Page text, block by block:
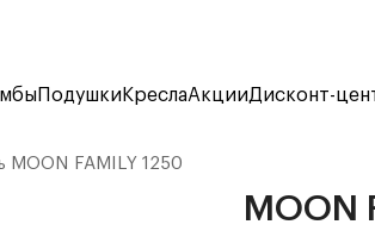
ПодушкиКреслаАкцииДисконт-
MOON FAMILY 1250
MOON